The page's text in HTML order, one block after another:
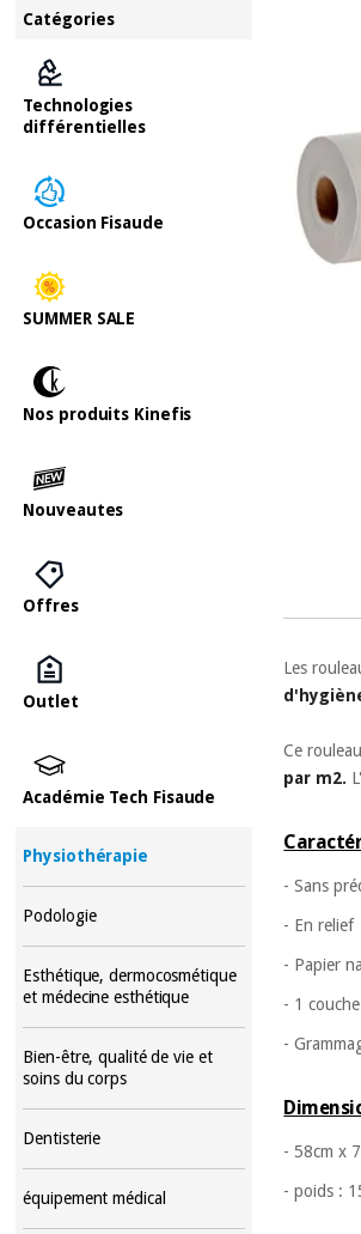
Catégories
Technologies
différentielles
Occasion Fisaude
SUMMER SALE
Nos produits Kinefis
Nouveautes
Offres
Outlet
Académie Tech Fisaude
Physiothérapie
Podologie
Esthétique, dermocosmétique
et médecine esthétique
Bien-être, qualité de vie et
soins du corps
Dentisterie
équipement médical
Les
Ce
par m2.
- Sans
- En relief
- Papier
- 1 couche
-
- 58cm x
- poids :